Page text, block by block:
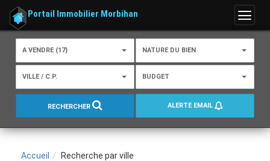
Menu
Portail Immobilier Morbihan
A VENDRE (17) NATURE DU BIEN
VILLE / C.P. BUDGET
RECHERCHER ALERTE EMAIL
Accueil Recherche par ville